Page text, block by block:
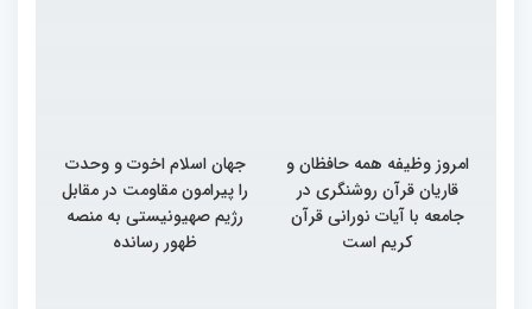
امروز وظیفه همه حافظان و
قاریان قرآن روشنگری در
جامعه با آیات نورانی قرآن
کریم است
جهان اسلام اخوت و وحدت
را پیرامون مقاومت در مقابل
رژیم صهیونیستی به منصه
ظهور رسانده